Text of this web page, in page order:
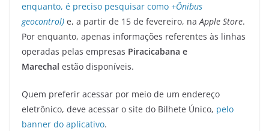
enquanto, é preciso pesquisar como +Ônibus
geocontrol) e, a partir de 15 de fevereiro, naApple Store.
Por enquanto, apenas informações referentes às linhas
operadas pelas empresas Piracicabana e
Marechal estão disponíveis.
Quem preferir acessar por meio de um endereço
eletrônico, deve acessar o site do Bilhete Único, pelo
banner do aplicativo.